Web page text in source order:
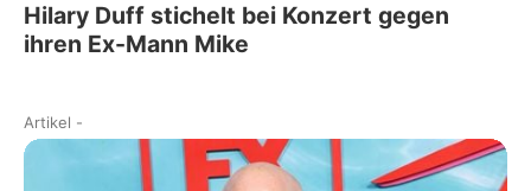
Hilary Duff stichelt bei Konzert gegen
ihren Ex-Mann Mike
Artikel -